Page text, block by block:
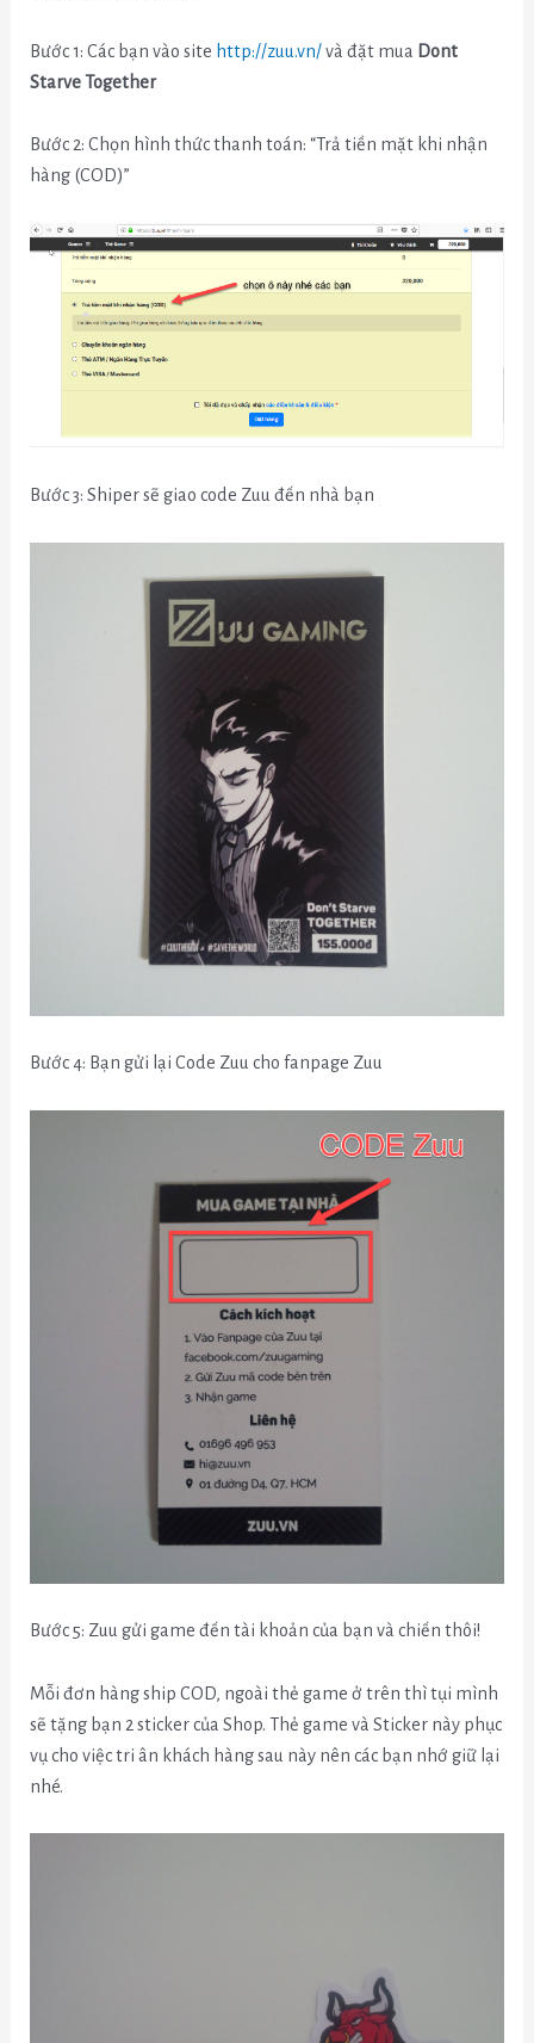
Bước 1: Các bạn vào site http://zuu.vn/và đặt mua Dont
Starve Together
Bước 2: Chọn hình thức thanh toán: “Trả tiền mặt khi nhận
hàng (COD)”
Bước 3: Shiper sẽ giao code Zuu đến nhà bạn
Bước 4: Bạn gửi lại Code Zuu cho fanpage Zuu
Bước 5: Zuu gửi game đến tài khoản của bạn và chiến thôi!
Mỗi đơn hàng ship COD, ngoài thẻ game ở trên thì tụi mình
sẽ tặng bạn 2 sticker của Shop. Thẻ game và Sticker này phục
vụ cho việc tri ân khách hàng sau này nên các bạn nhớ giữ lại
nhé.